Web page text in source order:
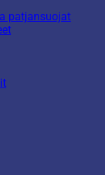
patjansuojat